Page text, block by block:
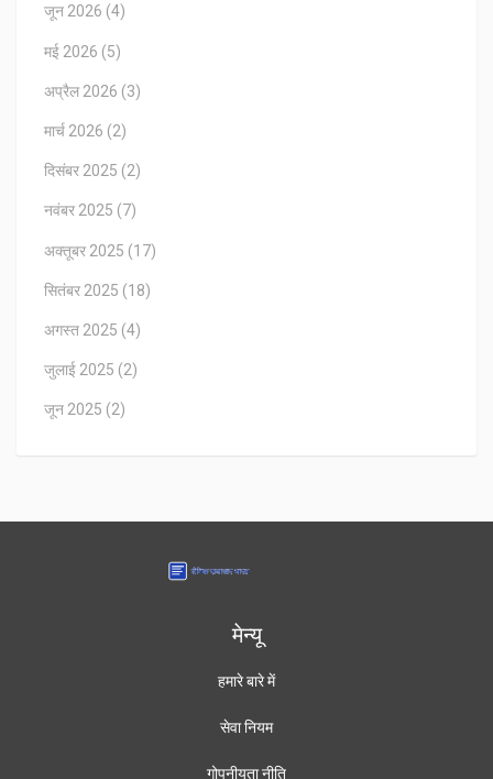
जून 2026 (4)
मई 2026 (5)
अप्रैल 2026 (3)
मार्च 2026 (2)
दिसंबर 2025 (2)
नवंबर 2025 (7)
अक्तूबर 2025 (17)
सितंबर 2025 (18)
अगस्त 2025 (4)
जुलाई 2025 (2)
जून 2025 (2)
मेन्यू
हमारे बारे में
सेवा नियम
गोपनीयता नीति